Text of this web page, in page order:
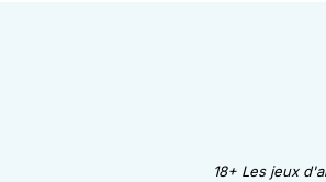
18+ Les jeux